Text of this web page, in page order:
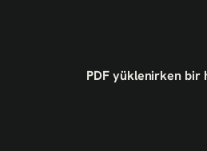
PDF yüklenirken bir